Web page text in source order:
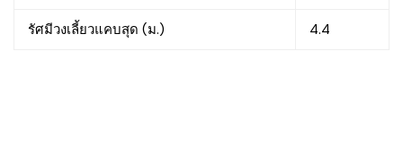
รัศมีวงเลี้ยวแคบสุด (ม.) 4.4